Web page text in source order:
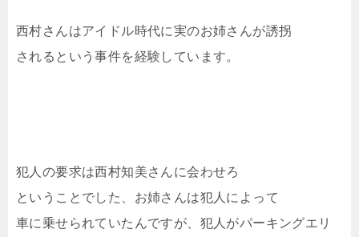
西村さんはアイドル時代に実のお姉さんが誘拐
されるという事件を経験しています。
犯人の要求は西村知美さんに会わせろ
ということでした、お姉さんは犯人によって
車に乗せられていたんですが、犯人がパーキングエリ